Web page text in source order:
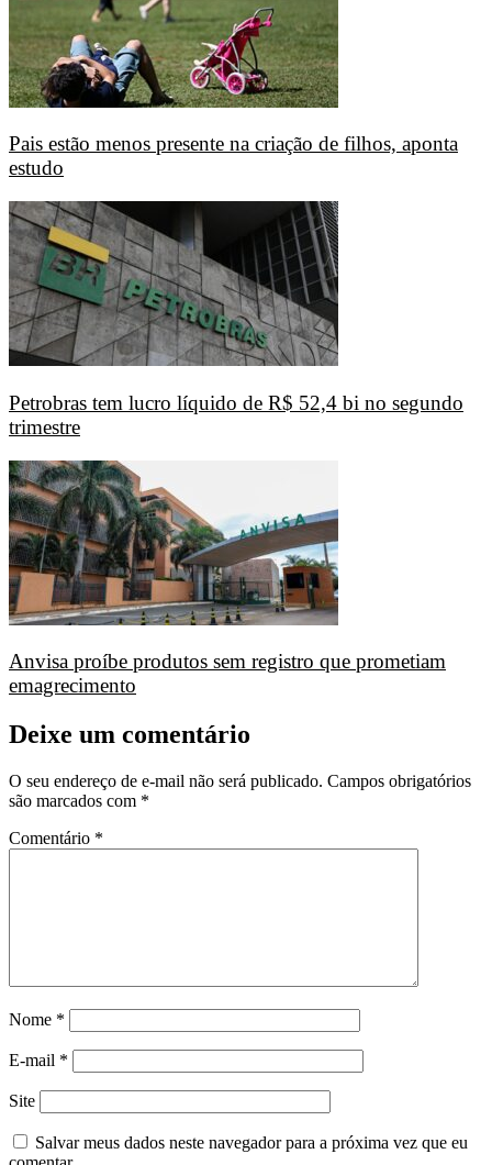
Pais estão menos presente na criação de filhos, aponta
estudo
Petrobras tem lucro líquido de R$ 52,4 bi no segundo
trimestre
Anvisa proíbe produtos sem registro que prometiam
emagrecimento
Deixe um comentário
O seu endereço de e-mail não será publicado. Campos obrigatórios
são marcados com *
Comentário *
Nome *
E-mail *
Site
Salvar meus dados neste navegador para a próxima vez que eu